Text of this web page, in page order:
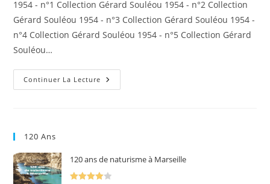
publication :
1954 - n°1 Collection Gérard Souléou 1954 - n°2 Collection
Gérard Souléou 1954 - n°3 Collection Gérard Souléou 1954 -
n°4 Collection Gérard Souléou 1954 - n°5 Collection Gérard
Souléou…
Continuer La Lecture Tidlösa
120 Ans
120 ans de naturisme à Marseille